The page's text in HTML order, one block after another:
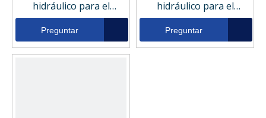
hidráulico para el
sistema hidráulico del
molino rodante Genie
W8163
Preguntar
hidráulico para el
sistema hidráulico del
molino rodante Genie
44207
Preguntar